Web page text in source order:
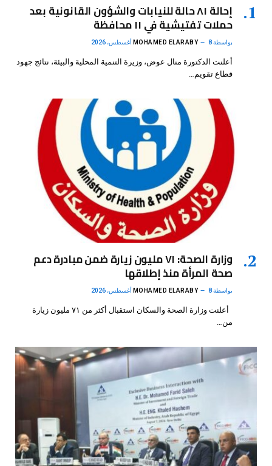
إحالة ٨١ حالة للنيابات والشؤون القانونية بعد
حملات تفتيشية في ١١ محافظة
بواسطة MOHAMED ELARABY 8 أغسطس، 2026
أعلنت الدكتورة منال عوض، وزيرة التنمية المحلية والبيئة، نتائج جهود
قطاع تقويم…
وزارة الصحة: ٧١ مليون زيارة ضمن مبادرة دعم
صحة المرأة منذ إطلاقها
بواسطة MOHAMED ELARABY 8 أغسطس، 2026
أعلنت وزارة الصحة والسكان استقبال أكثر من ٧١ مليون زيارة
من…